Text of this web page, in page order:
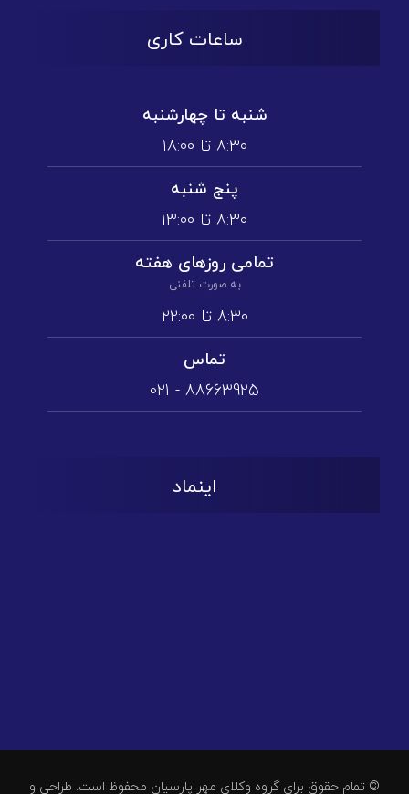
ساعات کاری
شنبه تا چهارشنبه
۸:۳۰ تا ۱۸:۰۰
پنج شنبه
۸:۳۰ تا ۱3:۰۰
تمامی روز‌های هفته
به صورت تلفنی
۸:۳۰ تا ۲۲:۰۰
تماس
88663925 - 021
اینماد
© تمام حقوق برای گروه وکلای مهر پارسیان محفوظ است. طراحی و